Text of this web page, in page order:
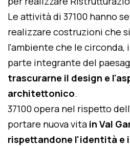
Le attività di 37100 hanno
realizzare costruzioni che
l'ambiente che le circonda,
parte integrante del
trascurarne il design e
architettonico.
37100 opera nel rispetto
portare nuova vita in Val
rispettandone l'identità e